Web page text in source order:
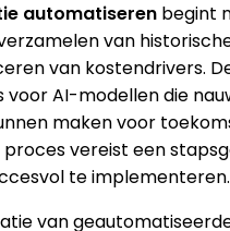
automatiseren begint
van
van kostendrivers.
voor AI-modellen die
maken voor
vereist een
te implementeren.
van